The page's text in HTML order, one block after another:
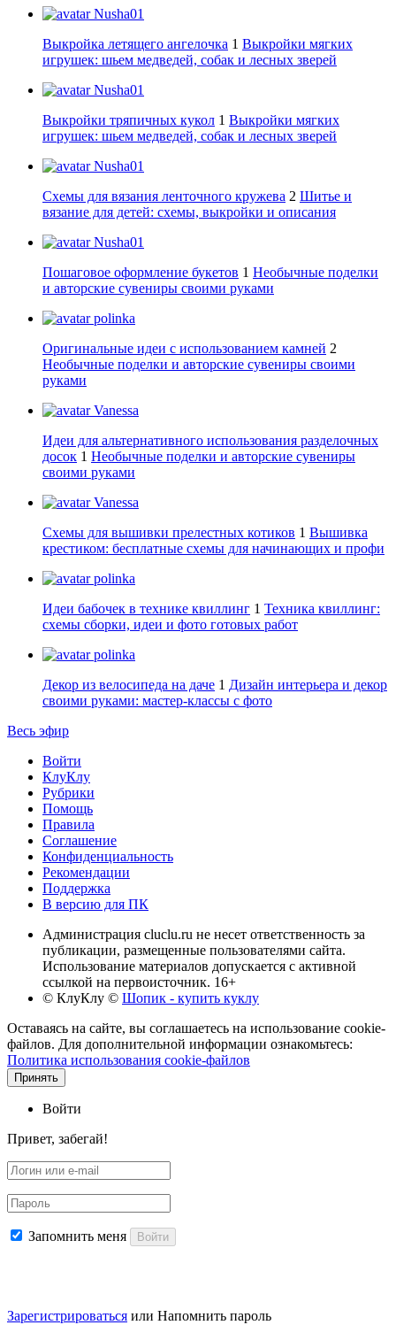
Nusha01
Выкройка летящего ангелочка 1 Выкройки мягких
игрушек: шьем медведей, собак и лесных зверей
Nusha01
Выкройки тряпичных кукол 1 Выкройки мягких
игрушек: шьем медведей, собак и лесных зверей
Nusha01
Схемы для вязания ленточного кружева 2 Шитье и
вязание для детей: схемы, выкройки и описания
Nusha01
Пошаговое оформление букетов 1 Необычные поделки
и авторские сувениры своими руками
polinka
Оригинальные идеи с использованием камней 2
Необычные поделки и авторские сувениры своими
руками
Vanessa
Идеи для альтернативного использования разделочных
досок 1 Необычные поделки и авторские сувениры
своими руками
Vanessa
Схемы для вышивки прелестных котиков 1 Вышивка
крестиком: бесплатные схемы для начинающих и профи
polinka
Идеи бабочек в технике квиллинг 1 Техника квиллинг:
схемы сборки, идеи и фото готовых работ
polinka
Декор из велосипеда на даче 1 Дизайн интерьера и декор
своими руками: мастер-классы с фото
Весь эфир
Войти
КлуКлу
Рубрики
Помощь
Правила
Соглашение
Конфиденциальность
Рекомендации
Поддержка
В версию для ПК
Администрация cluclu.ru не несет ответственность за
публикации, размещенные пользователями сайта.
Использование материалов допускается с активной
ссылкой на первоисточник. 16+
© КлуКлу © Шопик - купить куклу
Оставаясь на сайте, вы соглашаетесь на использование cookie-
файлов. Для дополнительной информации ознакомьтесь:
Политика использования cookie-файлов
Принять
Войти
Привет, забегай!
Запомнить меня Войти
Зарегистрироваться или Напомнить пароль